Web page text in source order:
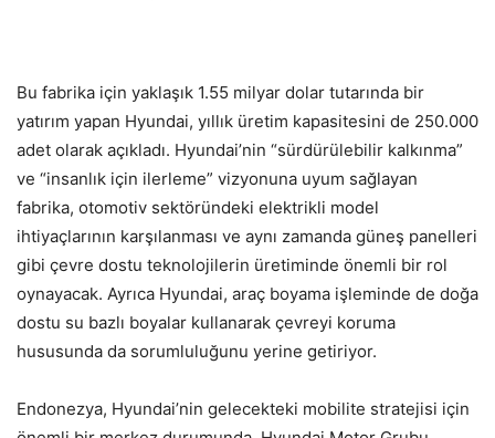
Bu fabrika için yaklaşık 1.55 milyar dolar tutarında bir
yatırım yapan Hyundai, yıllık üretim kapasitesini de 250.000
adet olarak açıkladı. Hyundai’nin “sürdürülebilir kalkınma”
ve “insanlık için ilerleme” vizyonuna uyum sağlayan
fabrika, otomotiv sektöründeki elektrikli model
ihtiyaçlarının karşılanması ve aynı zamanda güneş panelleri
gibi çevre dostu teknolojilerin üretiminde önemli bir rol
oynayacak. Ayrıca Hyundai, araç boyama işleminde de doğa
dostu su bazlı boyalar kullanarak çevreyi koruma
hususunda da sorumluluğunu yerine getiriyor.
Endonezya, Hyundai’nin gelecekteki mobilite stratejisi için